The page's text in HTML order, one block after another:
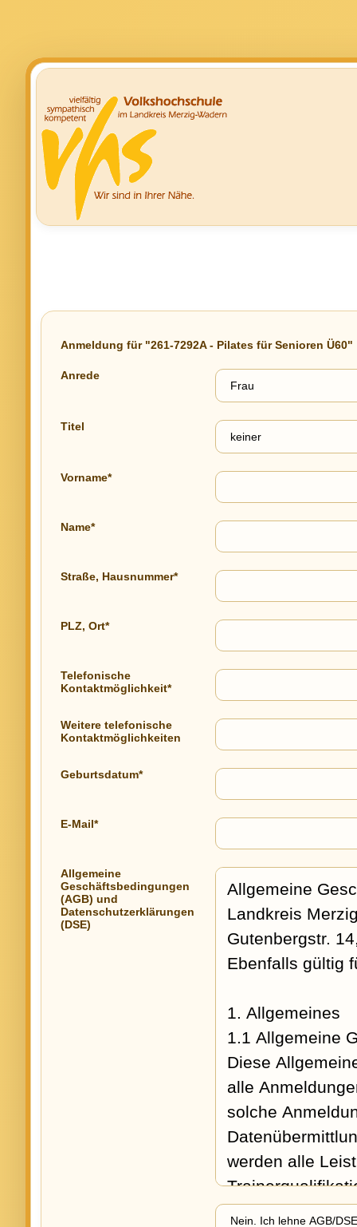
Anmeldung für "261-7292A - Pilates für Senioren Ü60"
Anrede
Titel
Vorname*
Name*
Straße, Hausnummer*
PLZ, Ort*
Telefonische
Kontaktmöglichkeit*
Weitere telefonische
Kontaktmöglichkeiten
Geburtsdatum*
E-Mail*
Allgemeine
Geschäftsbedingungen
(AGB) und
Datenschutzerklärungen
(DSE)